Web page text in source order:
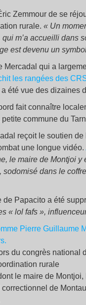
Zemmour de se
rurale. « Un
m’a accueilli dans
est devenu un
Mercadal qui a
les rangées des
été vue des dizaines
fait connaître
commune du
reçoit le soutien de
une longue vidéo.
le maire de Montjoi
dans le
Papacito a été
« lol fafs »,
du congrès
rurale
le maire de
de